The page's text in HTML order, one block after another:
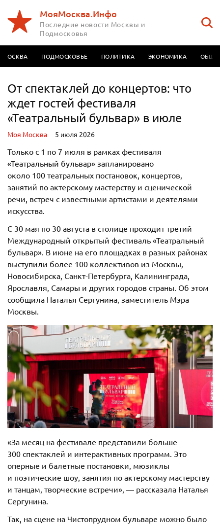
МояМосква.Инфо
Последние новости Москвы и
Подмосковья
МОСКВА ПОДМОСКОВЬЕ ПОЛИТИКА ЭКОНОМИКА
От спектаклей до концертов: что
ждет гостей фестиваля
«Театральный бульвар» в июле
Моя Москва 5 июля 2026
Только с 1 по 7 июля в рамках фестиваля
«Театральный бульвар» запланировано
около 100 театральных постановок, концертов,
занятий по актерскому мастерству и сценической
речи, встреч с известными артистами и деятелями
искусства.
С 30 мая по 30 августа в столице проходит третий
Международный открытый фестиваль «Театральный
бульвар». В июне на его площадках в разных районах
выступили более 100 коллективов из Москвы,
Новосибирска, Санкт-Петербурга, Калининграда,
Ярославля, Самары и других городов страны. Об этом
сообщила Наталья Сергунина, заместитель Мэра
Москвы.
«За месяц на фестивале представили больше
300 спектаклей и интерактивных программ. Это
оперные и балетные постановки, мюзиклы
и поэтические шоу, занятия по актерскому мастерству
и танцам, творческие встречи», — рассказала Наталья
Сергунина.
Так, на сцене на Чистопрудном бульваре можно было